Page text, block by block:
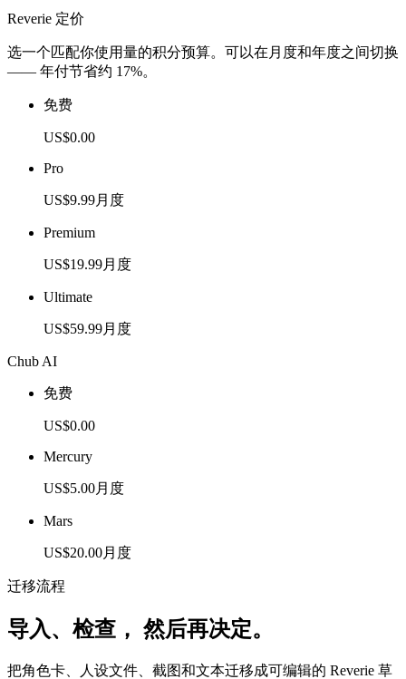
Reverie 定价
选一个匹配你使用量的积分预算。可以在月度和年度之间切换
—— 年付节省约 17%。
免费
US$0.00
Pro
US$9.99月度
Premium
US$19.99月度
Ultimate
US$59.99月度
Chub AI
免费
US$0.00
Mercury
US$5.00月度
Mars
US$20.00月度
迁移流程
导入、检查， 然后再决定。
把角色卡、人设文件、截图和文本迁移成可编辑的 Reverie 草